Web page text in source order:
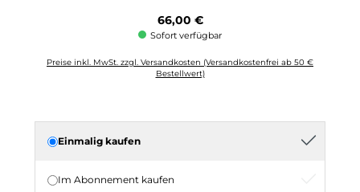
Regulärer Preis:
66,00 €
Sofort verfügbar
Preise inkl. MwSt. zzgl. Versandkosten (Versandkostenfrei ab 50 €
Bestellwert)
Einmalig kaufen
Im Abonnement kaufen